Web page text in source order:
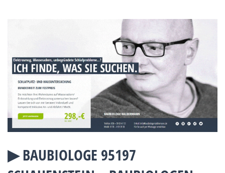
▶︎ BAUBIOLOGE 95197